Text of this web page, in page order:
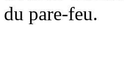
du pare-feu.